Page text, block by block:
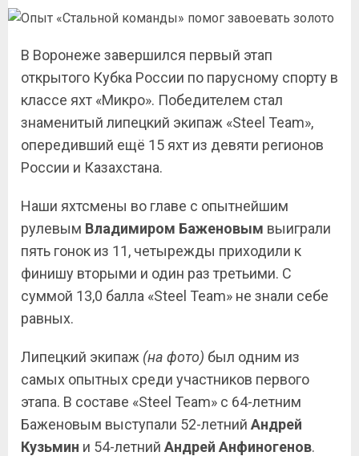
В Воронеже завершился первый этап
открытого Кубка России по парусному спорту в
классе яхт «Микро». Победителем стал
знаменитый липецкий экипаж «Steel Team»,
опередивший ещё 15 яхт из девяти регионов
России и Казахстана.
Наши яхтсмены во главе с опытнейшим
рулевым Владимиром Баженовым выиграли
пять гонок из 11, четырежды приходили к
финишу вторыми и один раз третьими. С
суммой 13,0 балла «Steel Team» не знали себе
равных.
Липецкий экипаж (на фото) был одним из
самых опытных среди участников первого
этапа. В составе «Steel Team» с 64-летним
Баженовым выступали 52-летний Андрей
Кузьмин и 54-летний Андрей Анфиногенов.